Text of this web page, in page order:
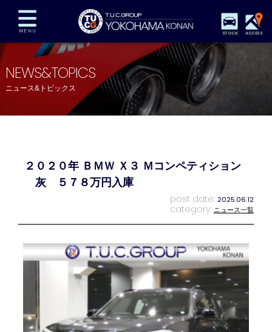
STOCK ACCESS
在庫車両情報 保証&サービス パーツリスト
TUCとは？ 店舗情報 アクセスマップ
全国納車 特別作業 注文販売
プライバシーポリシー スタッフblog
NEWS&TOPICS
ニュース&トピックス
２０２０年 ＢＭＷ Ｘ３ Ｍコンペティション
灰 ５７８万円入庫
post date: 2025.06.12
category: ニュース一覧